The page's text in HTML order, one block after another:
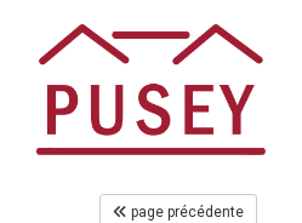
page précédente